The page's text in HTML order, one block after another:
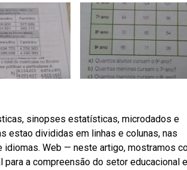
sinopses estatísticas, microdados e
estao divididas em linhas e colunas, nas
Web — neste artigo, mostramos
a compreensão do setor educacional